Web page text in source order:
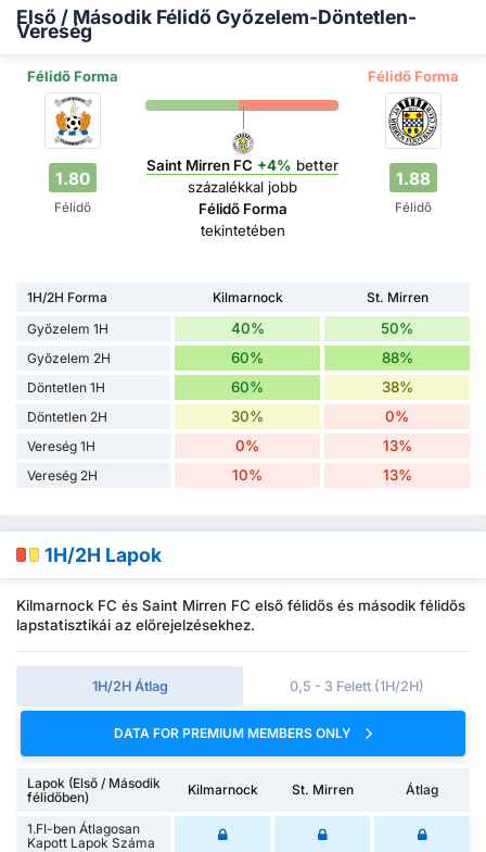
Első / Második Félidő Győzelem-Döntetlen-
Vereség
Félidő Forma Félidő Forma
1.80
Félidő
Saint Mirren FC +4% better
százalékkal jobb
Félidő Forma
tekintetében
1.88
Félidő
1H/2H Forma Kilmarnock
St. Mirren
Győzelem 1H
40% 50%
Győzelem 2H 60% 88%
Döntetlen 1H 60% 38%
Döntetlen 2H 30% 0%
Vereség 1H 0% 13%
Vereség 2H 10% 13%
1H/2H Lapok
Kilmarnock FC és Saint Mirren FC első félidős és második félidős
lapstatisztikái az előrejelzésekhez.
1H/2H Átlag 0,5 - 3 Felett (1H/2H)
DATA FOR PREMIUM MEMBERS ONLY
Lapok (Első / Második
félidőben)
Kilmarnock St. Mirren Átlag
1.FI-ben Átlagosan
Kapott Lapok Száma